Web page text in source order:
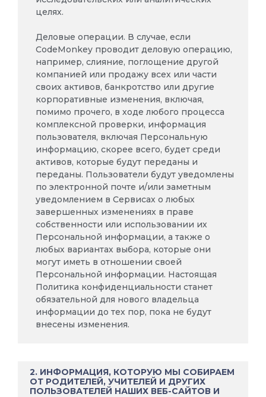
целях.
Деловые операции. В случае, если
CodeMonkey проводит деловую операцию,
например, слияние, поглощение другой
компанией или продажу всех или части
своих активов, банкротство или другие
корпоративные изменения, включая,
помимо прочего, в ходе любого процесса
комплексной проверки, информация
пользователя, включая Персональную
информацию, скорее всего, будет среди
активов, которые будут переданы и
переданы. Пользователи будут уведомлены
по электронной почте и/или заметным
уведомлением в Сервисах о любых
завершенных изменениях в праве
собственности или использовании их
Персональной информации, а также о
любых вариантах выбора, которые они
могут иметь в отношении своей
Персональной информации. Настоящая
Политика конфиденциальности станет
обязательной для нового владельца
информации до тех пор, пока не будут
внесены изменения.
2. ИНФОРМАЦИЯ, КОТОРУЮ МЫ СОБИРАЕМ
ОТ РОДИТЕЛЕЙ, УЧИТЕЛЕЙ И ДРУГИХ
ПОЛЬЗОВАТЕЛЕЙ НАШИХ ВЕБ-САЙТОВ И